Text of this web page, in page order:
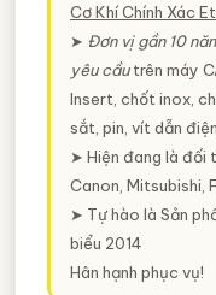
Cơ Khí Chính Xác
➤ Đơn vị gần 10
yêu cầutrên máy
Insert, chốt inox,
sắt, pin, vít dẫn
➤ Hiện đang là đối
Canon, Mitsubishi,
➤ Tự hào là Sản
biểu 2014
Hân hạnh phục vụ!